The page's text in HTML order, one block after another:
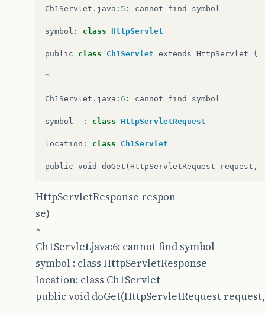
Ch1Servlet . java : 5 : cannot find symbol
symbol : class HttpServlet
public class Ch1Servlet extends HttpServlet {
^
Ch1Servlet . java : 6 : cannot find symbol
symbol : class HttpServletRequest
location : class Ch1Servlet
public void doGet ( HttpServletRequest request ,
HttpServletResponse respon
se)
^
Ch1Servlet.java:6: cannot find symbol
symbol : class HttpServletResponse
location: class Ch1Servlet
public void doGet(HttpServletRequest request,